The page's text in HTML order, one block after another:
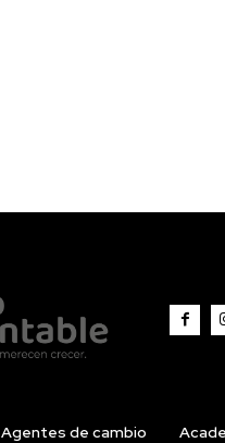
Agentes de cambio